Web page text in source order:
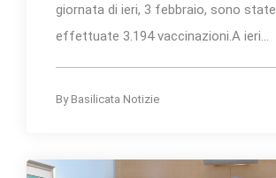
giornata di ieri, 3 febbraio, sono state
effettuate 3.194 vaccinazioni.A ieri...
By Basilicata Notizie